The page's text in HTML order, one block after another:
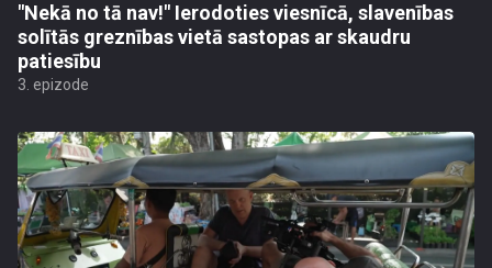
"Nekā no tā nav!" Ierodoties viesnīcā, slavenības
solītās greznības vietā sastopas ar skaudru
patiesību
3. epizode